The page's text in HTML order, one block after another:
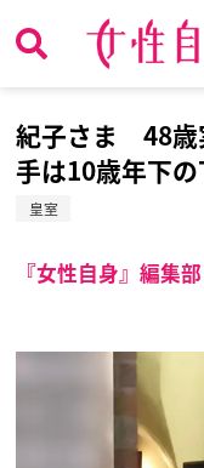
紀子さま 48歳
手は10歳年下
皇室
『女性自身』編集部